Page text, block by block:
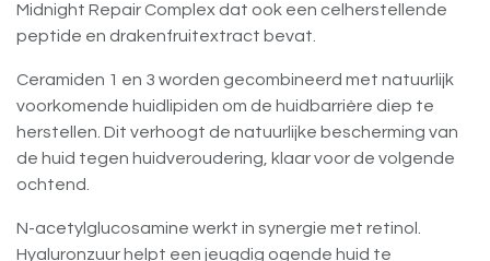
Midnight Repair Complex dat ook een celherstellende
peptide en drakenfruitextract bevat.
Ceramiden 1 en 3 worden gecombineerd met natuurlijk
voorkomende huidlipiden om de huidbarrière diep te
herstellen. Dit verhoogt de natuurlijke bescherming van
de huid tegen huidveroudering, klaar voor de volgende
ochtend.
N-acetylglucosamine werkt in synergie met retinol.
Hyaluronzuur helpt een jeugdig ogende huid te